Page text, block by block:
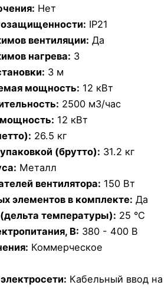
Нет
IP21
вентиляции: Да
нагрева: 3
3 м
мощность: 12 кВт
2500 м3/час
12 кВт
26.5 кг
(брутто): 31.2 кг
Металл
вентилятора: 150 Вт
элементов в комплекте: Да
температуры): 25 °С
В: 380 - 400 В
Коммерческое
Кабельный ввод на